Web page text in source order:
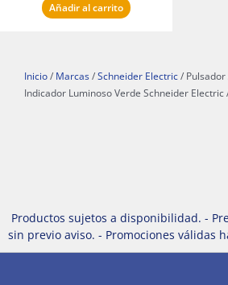
Añadir al carrito
Inicio / Marcas / Schneider Electric / Pulsador
Indicador Luminoso Verde Schneider Electric
Productos sujetos a disponibilidad. -
sin previo aviso. - Promociones válidas